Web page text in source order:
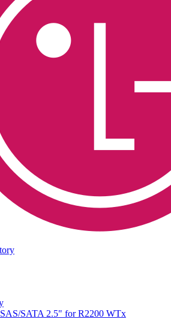
SATA 2.5" for R2200 WTx